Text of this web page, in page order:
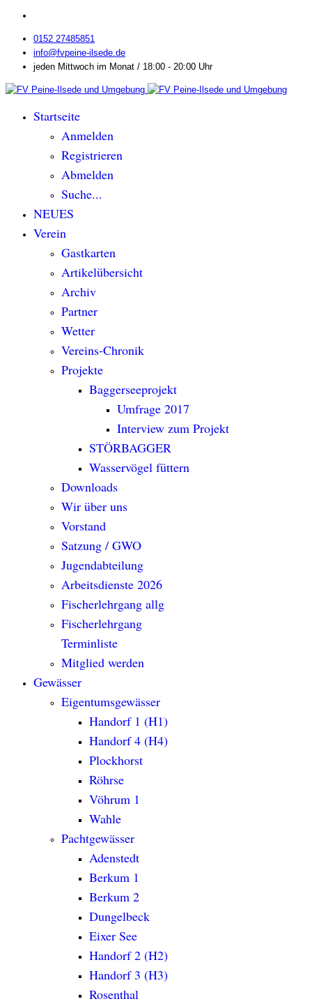
0152 27485851
info@fvpeine-ilsede.de
jeden Mittwoch im Monat / 18:00 - 20:00 Uhr
Startseite
Anmelden
Registrieren
Abmelden
Suche...
NEUES
Verein
Gastkarten
Artikelübersicht
Archiv
Partner
Wetter
Vereins-Chronik
Projekte
Baggerseeprojekt
Umfrage 2017
Interview zum Projekt
STÖRBAGGER
Wasservögel füttern
Downloads
Wir über uns
Vorstand
Satzung / GWO
Jugendabteilung
Arbeitsdienste 2026
Fischerlehrgang allg
Fischerlehrgang
Terminliste
Mitglied werden
Gewässer
Eigentumsgewässer
Handorf 1 (H1)
Handorf 4 (H4)
Plockhorst
Röhrse
Vöhrum 1
Wahle
Pachtgewässer
Adenstedt
Berkum 1
Berkum 2
Dungelbeck
Eixer See
Handorf 2 (H2)
Handorf 3 (H3)
Rosenthal